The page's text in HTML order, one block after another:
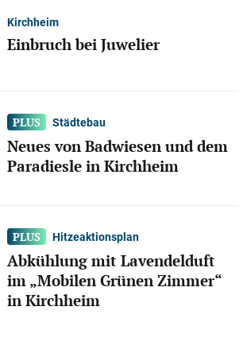
Kirchheim
Einbruch bei Juwelier
Städtebau
Neues von Badwiesen und dem
Paradiesle in Kirchheim
Hitzeaktionsplan
Abkühlung mit Lavendelduft
im „Mobilen Grünen Zimmer“
in Kirchheim